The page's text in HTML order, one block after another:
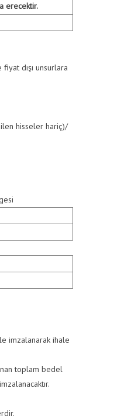
erecektir.
dışı unsurlara
hisseler hariç)/
imzalanarak ihale
toplam bedel